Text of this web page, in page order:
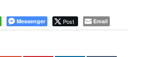
Messenger Post Email